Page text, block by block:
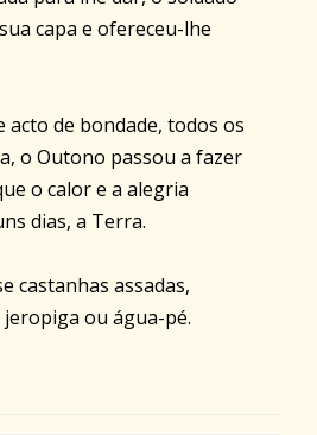
capa e ofereceu-lhe
de bondade, todos os
o Outono passou a fazer
o calor e a alegria
dias, a Terra.
castanhas assadas,
ou água-pé.